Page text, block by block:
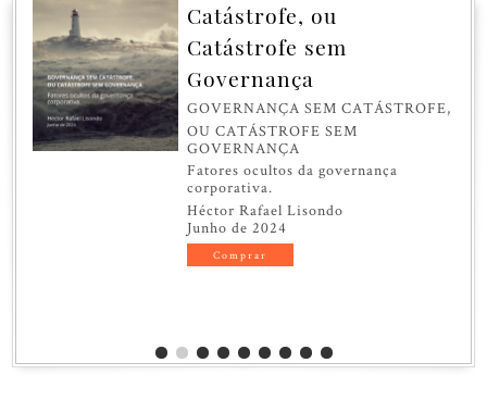
Catástrofe, ou
Catástrofe sem
Governança
GOVERNANÇA SEM CATÁSTROFE,
OU CATÁSTROFE SEM
GOVERNANÇA
Fatores ocultos da governança
corporativa.
Héctor Rafael Lisondo
Junho de 2024
Comprar